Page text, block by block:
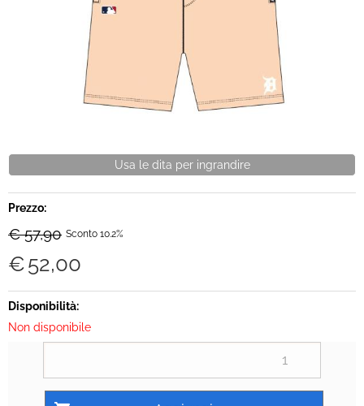
Usa le dita per ingrandire
Prezzo:
€ 57,90 Sconto 10.2%
€52,00
Disponibilità:
Non disponibile